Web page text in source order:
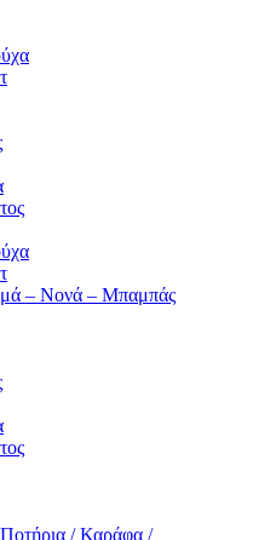
– Νονά – Μπαμπάς
/ Καράφα /